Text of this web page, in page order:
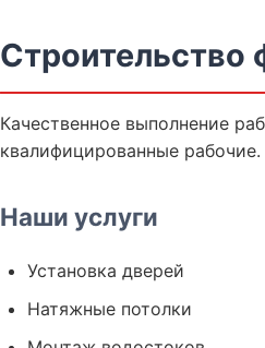
Строительство
Качественное выполнение
квалифицированные рабочие.
Наши услуги
Установка дверей
Натяжные потолки